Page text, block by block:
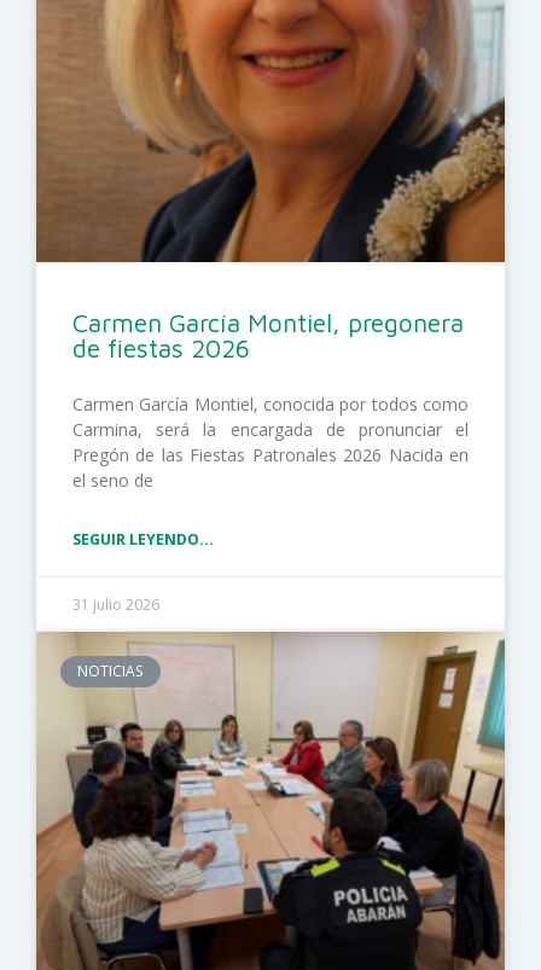
Carmen García Montiel, pregonera
de fiestas 2026
Carmen García Montiel, conocida por todos como
Carmina, será la encargada de pronunciar el
Pregón de las Fiestas Patronales 2026 Nacida en
el seno de
SEGUIR LEYENDO...
31 julio 2026
NOTICIAS